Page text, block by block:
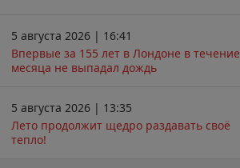
5 августа 2026 | 16:41
Впервые за 155 лет в Лондоне в течение
месяца не выпадал дождь
5 августа 2026 | 13:35
Лето продолжит щедро раздавать своё
тепло!